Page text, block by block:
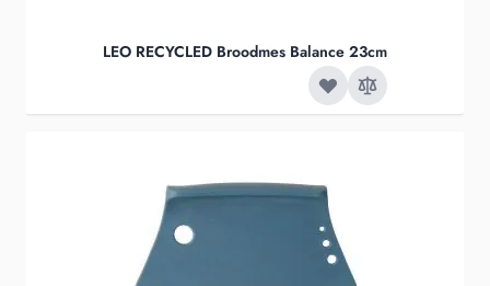
LEO RECYCLED Broodmes Balance 23cm